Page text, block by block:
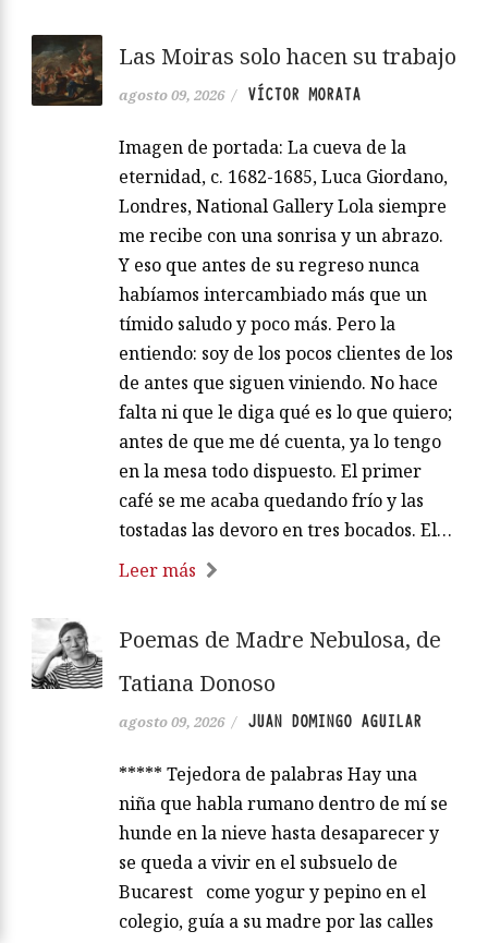
Las Moiras solo hacen su trabajo
agosto 09, 2026 / VÍCTOR MORATA
Imagen de portada: La cueva de la
eternidad, c. 1682-1685, Luca Giordano,
Londres, National Gallery Lola siempre
me recibe con una sonrisa y un abrazo.
Y eso que antes de su regreso nunca
habíamos intercambiado más que un
tímido saludo y poco más. Pero la
entiendo: soy de los pocos clientes de los
de antes que siguen viniendo. No hace
falta ni que le diga qué es lo que quiero;
antes de que me dé cuenta, ya lo tengo
en la mesa todo dispuesto. El primer
café se me acaba quedando frío y las
tostadas las devoro en tres bocados. El…
Leer más
Poemas de Madre Nebulosa, de
Tatiana Donoso
agosto 09, 2026 / JUAN DOMINGO AGUILAR
***** Tejedora de palabras Hay una
niña que habla rumano dentro de mí se
hunde en la nieve hasta desaparecer y
se queda a vivir en el subsuelo de
Bucarest come yogur y pepino en el
colegio, guía a su madre por las calles